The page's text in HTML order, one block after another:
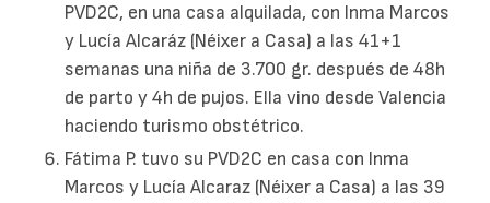
PVD2C, en una casa alquilada, con Inma Marcos
y Lucía Alcaráz (Néixer a Casa) a las 41+1
semanas una niña de 3.700 gr. después de 48h
de parto y 4h de pujos. Ella vino desde Valencia
haciendo turismo obstétrico.
Fátima P. tuvo su PVD2C en casa con Inma
Marcos y Lucía Alcaraz (Néixer a Casa) a las 39